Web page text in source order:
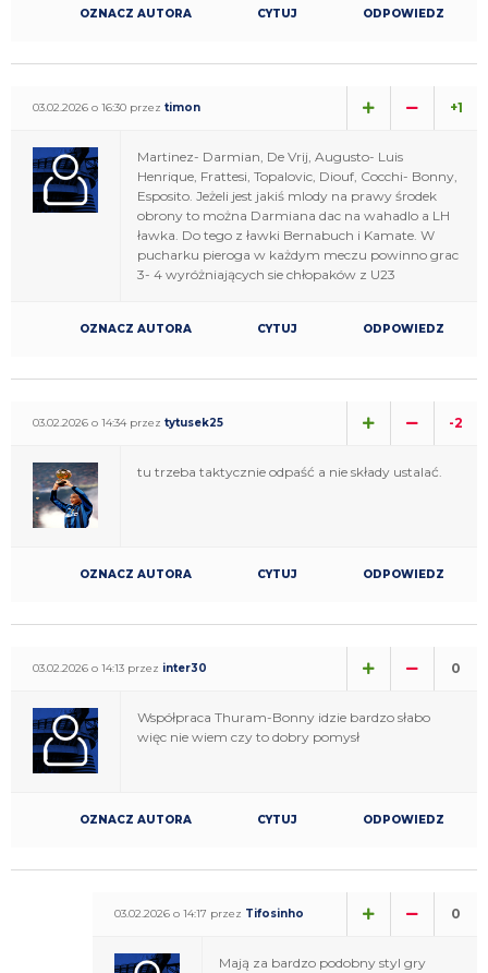
OZNACZ AUTORA CYTUJ ODPOWIEDZ
03.02.2026 o 16:30 przez timon +1
Martinez- Darmian, De Vrij, Augusto- Luis
Henrique, Frattesi, Topalovic, Diouf, Cocchi- Bonny,
Esposito. Jeżeli jest jakiś mlody na prawy środek
obrony to można Darmiana dac na wahadlo a LH
ławka. Do tego z ławki Bernabuch i Kamate. W
pucharku pieroga w każdym meczu powinno grac
3- 4 wyróżniających sie chłopaków z U23
OZNACZ AUTORA CYTUJ ODPOWIEDZ
03.02.2026 o 14:34 przez tytusek25 -2
tu trzeba taktycznie odpaść a nie składy ustalać.
OZNACZ AUTORA CYTUJ ODPOWIEDZ
03.02.2026 o 14:13 przez inter30 0
Współpraca Thuram-Bonny idzie bardzo słabo
więc nie wiem czy to dobry pomysł
OZNACZ AUTORA CYTUJ ODPOWIEDZ
03.02.2026 o 14:17 przez Tifosinho 0
Mają za bardzo podobny styl gry